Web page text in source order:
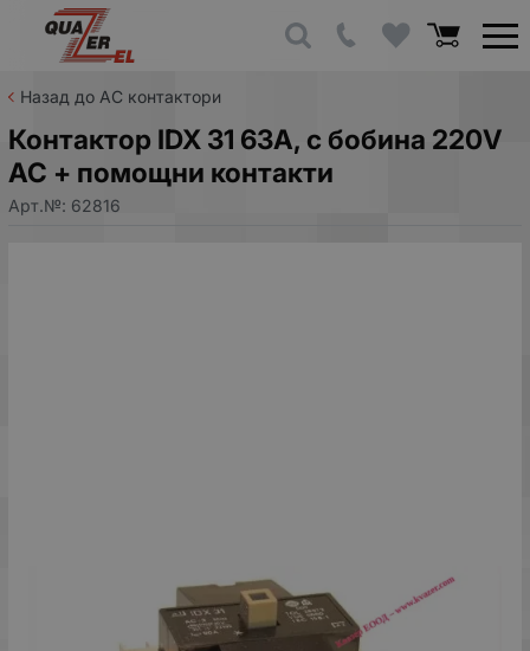
Назад до AC контактори
Контактор IDX 31 63A, с бобина 220V
AC + помощни контакти
Арт.№: 62816